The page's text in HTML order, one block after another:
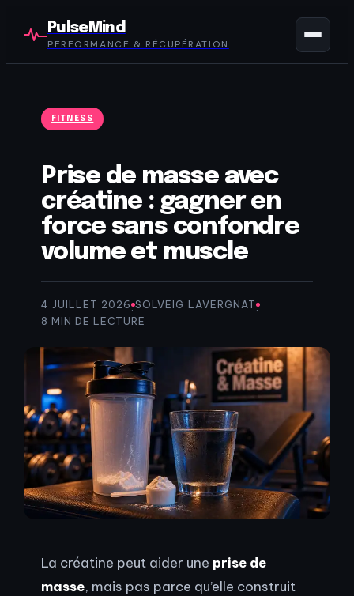
PulseMind
PERFORMANCE & RÉCUPÉRATION
FITNESS
Prise de masse avec
créatine : gagner en
force sans confondre
volume et muscle
4 JUILLET 2026·SOLVEIG LAVERGNAT·
8 MIN DE LECTURE
La créatine peut aider une prise de
masse, mais pas parce qu’elle construit